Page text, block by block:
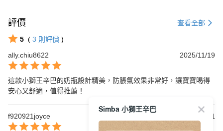
評價 查看全部
5 ( 3 則評價 )
ally.chiu8622
2025/11/19
這款小獅王辛巴的奶瓶設計精美，防脹氣效果非常好，讓寶寶喝得
安心又舒適，值得推薦！
f920921joyce 2025/03/11
Simba 小獅王辛巴